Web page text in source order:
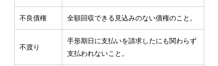
不良債権 全額回収できる見込みのない債権のこと。
不渡り
手形期日に支払いを請求したにも関わらず
支払われないこと。